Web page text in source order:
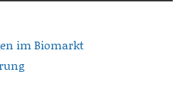
im Biomarkt